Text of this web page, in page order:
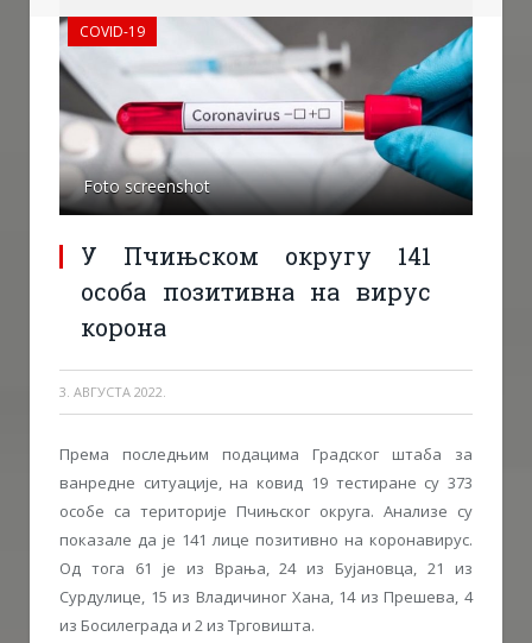
Foto screenshot
У Пчињском округу 141
особа позитивна на вирус
корона
3. АВГУСТА 2022.
COVID-19
Према последњим подацима Градског штаба за
ванредне ситуације, на ковид 19 тестиране су 373
особе са територије Пчињског округа. Анализе су
показале да је 141 лице позитивно на коронавирус.
Од тога 61 је из Врања, 24 из Бујановца, 21 из
Сурдулице, 15 из Владичиног Хана, 14 из Прешева, 4
из Босилеграда и 2 из Трговишта.